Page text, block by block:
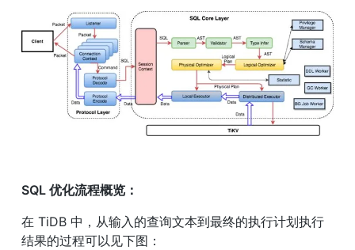
SQL 优化流程概览：
在 TiDB 中，从输入的查询文本到最终的执行计划执行
结果的过程可以见下图：